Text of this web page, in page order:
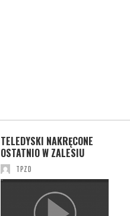
TELEDYSKI NAKRĘCONE
OSTATNIO W ZALESIU
TPZD